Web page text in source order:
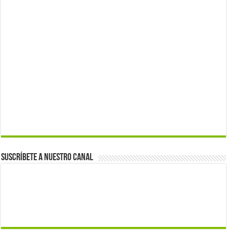
Suscríbete a nuestro canal